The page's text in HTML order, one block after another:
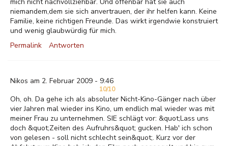
niemandem,dem sie sich anvertrauen, der ihr helfen kann. Keine
Familie, keine richtigen Freunde. Das wirkt irgendwie konstruiert
und wenig glaubwürdig für mich.
Permalink
Antworten
Nikos am 2. Februar 2009 - 9:46
10/10
Oh, oh. Da gehe ich als absoluter Nicht-Kino-Gänger nach über
vier Jahren mal wieder ins Kino, um endlich mal wieder was mit
meiner Frau zu unternehmen. SIE schlägt vor: &quot;Lass uns
doch &quot;Zeiten des Aufruhrs&quot; gucken. Hab' ich schon
von gelesen - soll nicht schlecht sein&quot;. Kurz vor der